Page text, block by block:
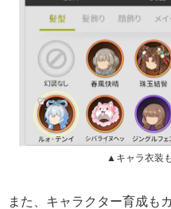
▲キャラ衣装
また、キャラクター育成も